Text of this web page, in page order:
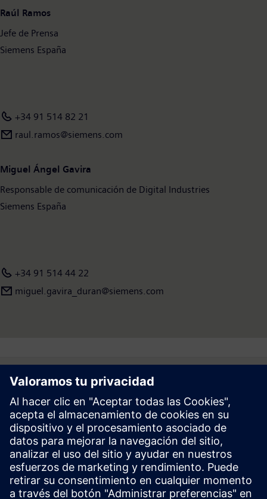
Raúl Ramos
Jefe de Prensa
Siemens España
+34 91 514 82 21
raul.ramos@siemens.com
Miguel Ángel Gavira
Responsable de comunicación de Digital Industries
Siemens España
+34 91 514 44 22
miguel.gavira_duran@siemens.com
Follow
Prensa | Empresa | Siemens
© Siemens 1996 – 2026